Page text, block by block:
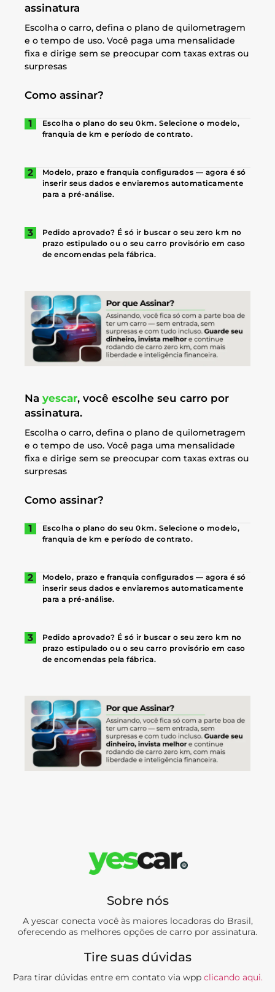
assinatura
Escolha o carro, defina o plano de quilometragem
e o tempo de uso. Você paga uma mensalidade
fixa e dirige sem se preocupar com taxas extras ou
surpresas
Como assinar?
Escolha o plano do seu 0km. Selecione o modelo,
franquia de km e período de contrato.
Modelo, prazo e franquia configurados — agora é só
inserir seus dados e enviaremos automaticamente
para a pré-análise.
Pedido aprovado? É só ir buscar o seu zero km no
prazo estipulado ou o seu carro provisório em caso
de encomendas pela fábrica.
Na yescar, você escolhe seu carro por
assinatura.
Escolha o carro, defina o plano de quilometragem
e o tempo de uso. Você paga uma mensalidade
fixa e dirige sem se preocupar com taxas extras ou
surpresas
Como assinar?
Escolha o plano do seu 0km. Selecione o modelo,
franquia de km e período de contrato.
Modelo, prazo e franquia configurados — agora é só
inserir seus dados e enviaremos automaticamente
para a pré-análise.
Pedido aprovado? É só ir buscar o seu zero km no
prazo estipulado ou o seu carro provisório em caso
de encomendas pela fábrica.
Sobre nós
A yescar conecta você às maiores locadoras do Brasil,
oferecendo as melhores opções de carro por assinatura.
Tire suas dúvidas
Para tirar dúvidas entre em contato via wpp clicando aqui.